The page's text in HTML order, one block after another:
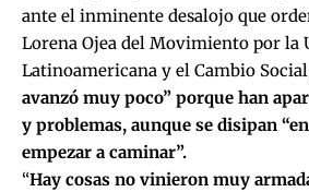
ante el inminente desalojo que
Lorena Ojea del Movimiento por la
Latinoamericana y el Cambio
avanzó muy poco” porque han
y problemas, aunque se disipan
empezar a caminar”.
“Hay cosas no vinieron muy